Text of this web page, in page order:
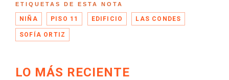
ETIQUETAS DE ESTA NOTA
NIÑA PISO 11 EDIFICIO LAS CONDES
SOFÍA ORTIZ
LO MÁS RECIENTE